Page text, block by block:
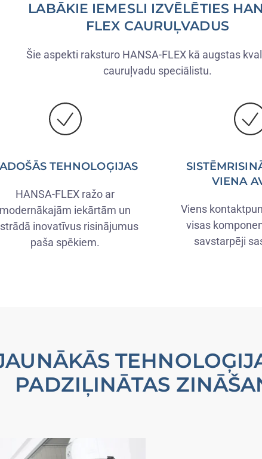
LABĀKIE IEMESLI IZVĒLĒTIES
FLEX CAURUĻVADUS
Šie aspekti raksturo HANSA-FLEX kā augstas
cauruļvadu speciālistu.
TEHNOLOĢIJAS
HANSA-FLEX ražo ar
modernākajām iekārtām un
inovatīvus risinājumus
paša spēkiem.
VIENA
Viens
visas
savstarpēji
PADZIĻINĀTAS